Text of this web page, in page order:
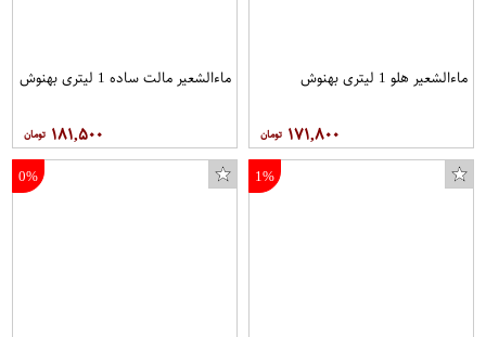
ماءالشعیر هلو 1 لیتری بهنوش
۱۷۱,۸۰۰
ماءالشعیر مالت ساده 1 لیتری بهنوش
۱۸۱,۵۰۰
1%
0%